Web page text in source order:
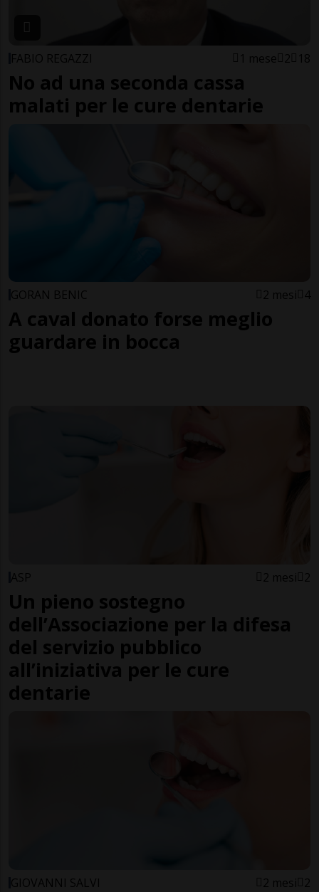
FABIO REGAZZI 1 mese 2 18
No ad una seconda cassa
malati per le cure dentarie
GORAN BENIC 2 mesi 4
A caval donato forse meglio
guardare in bocca
ASP 2 mesi 2
Un pieno sostegno
dell’Associazione per la difesa
del servizio pubblico
all’iniziativa per le cure
dentarie
GIOVANNI SALVI 2 mesi 2